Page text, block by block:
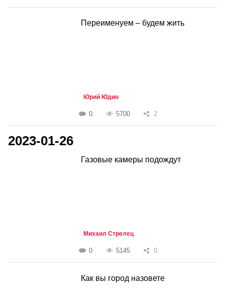
Переименуем – будем жить
Юрий Юдин
0 5700 2
2023-01-26
Газовые камеры подождут
Михаил Стрелец
0 5145 0
Как вы город назовете